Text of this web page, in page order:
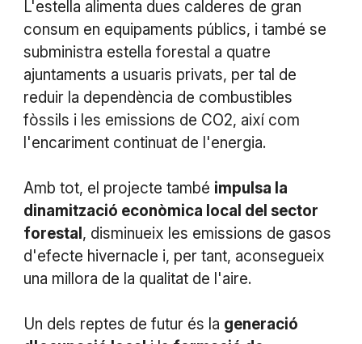
L'estella alimenta dues calderes de gran
consum en equipaments públics, i també se
subministra estella forestal a quatre
ajuntaments a usuaris privats, per tal de
reduir la dependència de combustibles
fòssils i les emissions de CO2, així com
l'encariment continuat de l'energia.
Amb tot, el projecte també impulsa la
dinamització econòmica local del sector
forestal , disminueix les emissions de gasos
d'efecte hivernacle i, per tant, aconsegueix
una millora de la qualitat de l'aire.
Un dels reptes de futur és la generació